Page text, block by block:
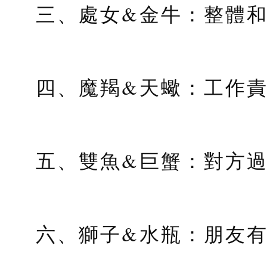
三、處女&金牛：整體
四、魔羯&天蠍：工作
五、雙魚&巨蟹：對方
六、獅子&水瓶：朋友